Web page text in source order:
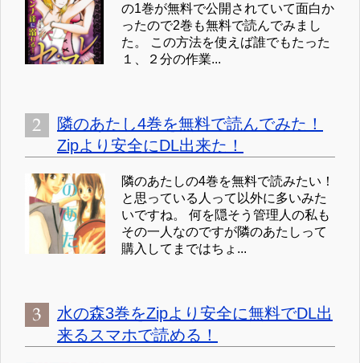
の1巻が無料で公開されていて面白か
ったので2巻も無料で読んでみまし
た。 この方法を使えば誰でもたった
１、２分の作業...
隣のあたし4巻を無料で読んでみた！
Zipより安全にDL出来た！
隣のあたしの4巻を無料で読みたい！
と思っている人って以外に多いみた
いですね。 何を隠そう管理人の私も
その一人なのですが隣のあたしって
購入してまではちょ...
水の森3巻をZipより安全に無料でDL出
来るスマホで読める！